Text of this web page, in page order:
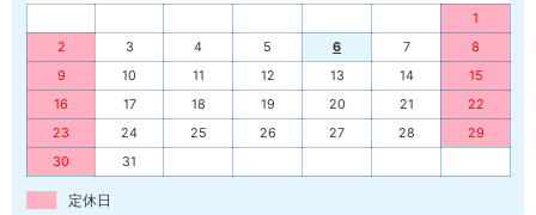
1
2
3 4 5 6 7
8
9
10 11 12 13 14
15
16
17 18 19 20 21
22
23
24 25 26 27 28
29
30
31
定休日